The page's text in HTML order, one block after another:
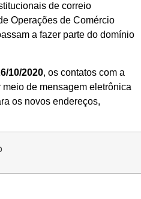
de correio
Operações de Comércio
a fazer parte do domínio
10/2020, os contatos com a
de mensagem eletrônica
os novos endereços,